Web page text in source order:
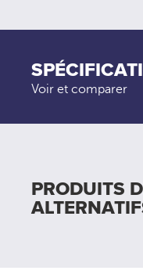
Voir et comparer
PRODUITS